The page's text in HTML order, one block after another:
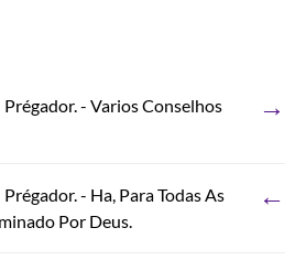
- Varios Conselhos
→
- Ha, Para Todas As
Por Deus.
←